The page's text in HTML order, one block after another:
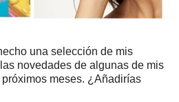
una selección de mis
novedades de algunas de mis
meses. ¿Añadirías